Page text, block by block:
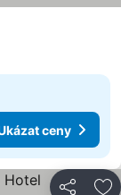
ceny
ceny